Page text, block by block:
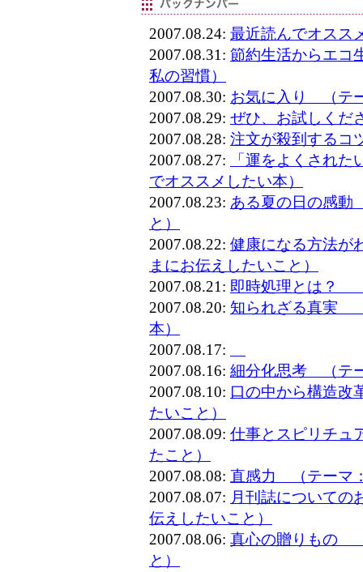
2007.08.24: 最近読んでオスス
2007.08.31: 節約生活からエコ
私の習慣）
2007.08.30: お気に入り （テ
2007.08.29: ぜひ、お試しくだ
2007.08.28: 注文が殺到するコ
2007.08.27:
「運をよくされ
でオススメしたい本）
2007.08.23: ある夏の日の感
と）
2007.08.22: 健康になる方法が
まにお伝えしたいこと）
2007.08.21: 即時処理とは？
2007.08.20: 知られざる真実
本）
2007.08.17:
2007.08.16: 細分化思考 （テ
2007.08.10: 口の中から構造
たいこと）
2007.08.09: 仕事とスピリチュ
たこと）
2007.08.08: 直感力 （テーマ
2007.08.07: 月刊誌について
伝えしたいこと）
2007.08.06: 真心の贈りもの
と）